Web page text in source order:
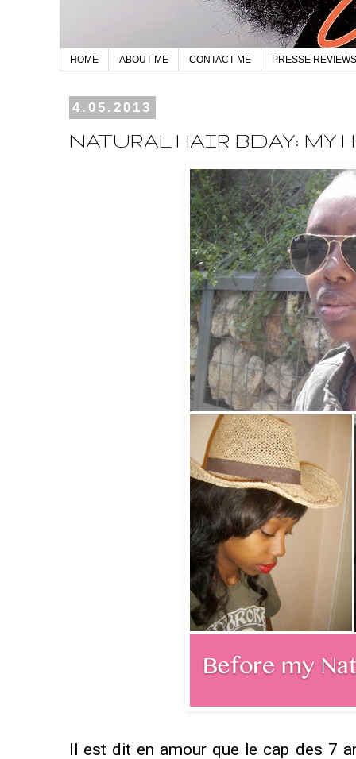
HOME ABOUT ME CONTACT ME PRESSE REVIEWS
4.05.2013
NATURAL HAIR BDAY: MY
Il est dit en amour que le cap des 7